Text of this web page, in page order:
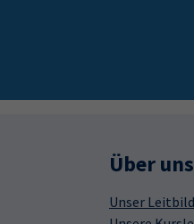
Über uns
Unser Leitbild